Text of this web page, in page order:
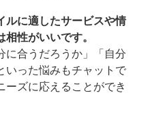
ルに適したサービスや情
性がいいです。
に合うだろうか」「自分
いった悩みもチャットで
ズに応えることができ